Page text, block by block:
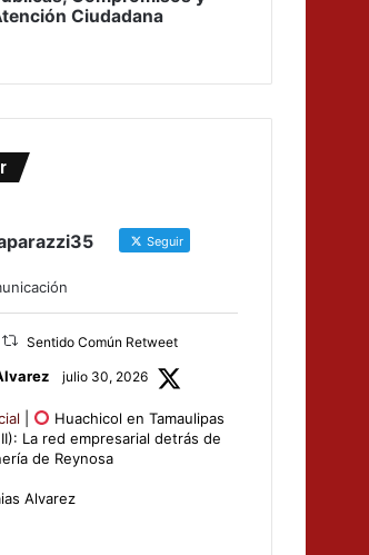
Seguir
Sentido Común Retweet
julio 30, 2026
Huachicol en Tamaulipas
La red empresarial detrás de
de Reynosa
Alvarez